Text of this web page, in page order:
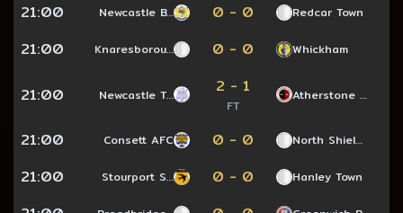
21:00 Newcastle B… 0 - 0 Redcar Town
21:00 Knaresborou… 0 - 0 Whickham
21:00 Newcastle T… 2 - 1
FT
Atherstone …
21:00 Consett AFC 0 - 0 North Shiel…
21:00 Stourport S… 0 - 0 Hanley Town